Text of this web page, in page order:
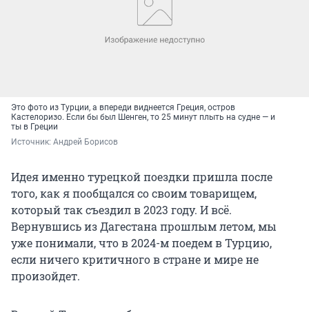
Это фото из Турции, а впереди виднеется Греция, остров
Кастелоризо. Если бы был Шенген, то 25 минут плыть на судне — и
ты в Греции
Источник: Андрей Борисов
Идея именно турецкой поездки пришла после
того, как я пообщался со своим товарищем,
который так съездил в 2023 году. И всё.
Вернувшись из Дагестана прошлым летом, мы
уже понимали, что в 2024-м поедем в Турцию,
если ничего критичного в стране и мире не
произойдет.